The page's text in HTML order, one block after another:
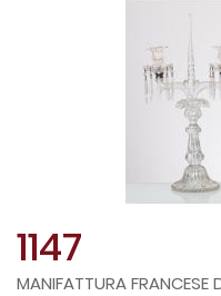
1147
MANIFATTURA